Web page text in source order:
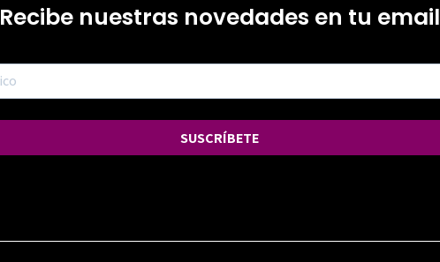
Recibe nuestras novedades en tu email
SUSCRÍBETE